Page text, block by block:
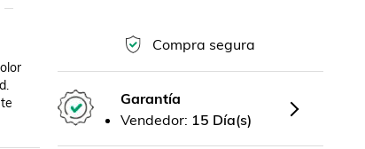
Compra segura
Garantía
Vendedor: 15 Día(s)